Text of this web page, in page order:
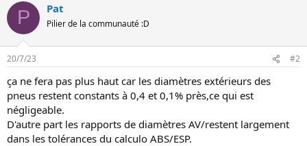
P Pat
Pilier de la communauté :D
20/7/23 #2
ça ne fera pas plus haut car les diamètres extérieurs des
pneus restent constants à 0,4 et 0,1% près,ce qui est
négligeable.
D'autre part les rapports de diamètres AV/restent largement
dans les tolérances du calculo ABS/ESP.